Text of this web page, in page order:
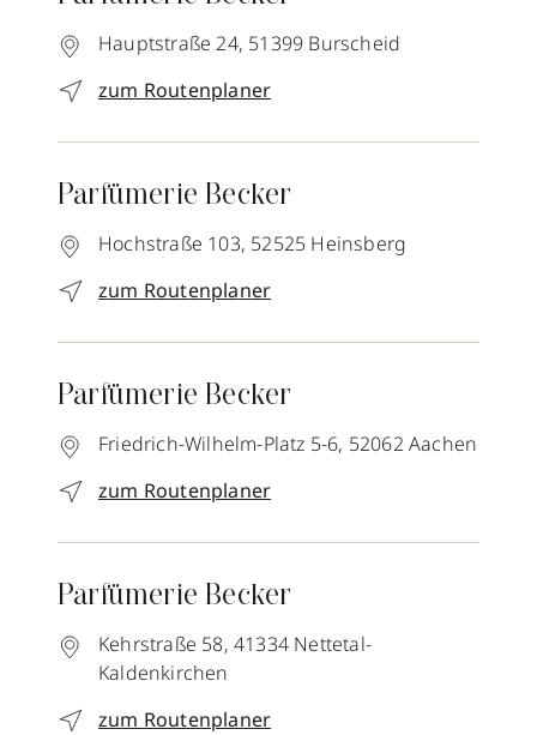
Hauptstraße 24, 51399 Burscheid
zum Routenplaner
Parfümerie Becker
Hochstraße 103, 52525 Heinsberg
zum Routenplaner
Parfümerie Becker
Friedrich-Wilhelm-Platz 5-6, 52062 Aachen
zum Routenplaner
Parfümerie Becker
Kehrstraße 58, 41334 Nettetal-
Kaldenkirchen
zum Routenplaner